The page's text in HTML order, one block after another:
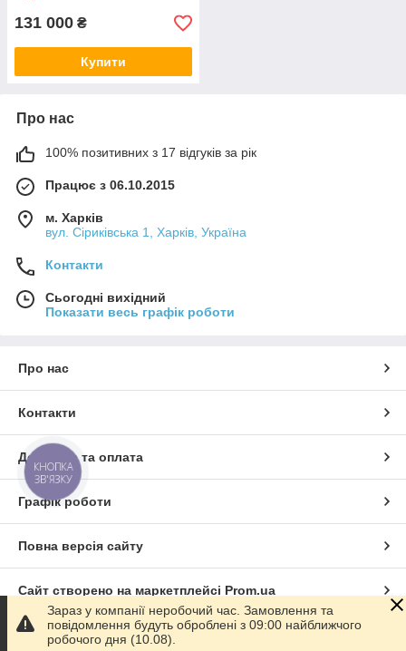
131 000 ₴
Купити
Про нас
100% позитивних з 17 відгуків за рік
Працює з 06.10.2015
м. Харків
вул. Сіриківська 1, Харків, Україна
Контакти
Сьогодні вихідний
Показати весь графік роботи
Про нас
Контакти
Доставка та оплата
Графік роботи
Повна версія сайту
Сайт створено на маркетплейсі Prom.ua
Політика конфіденційності
Зараз у компанії неробочий час. Замовлення та
повідомлення будуть оброблені з 09:00 найближчого
робочого дня (10.08).
КНОПКА
ЗВ'ЯЗКУ